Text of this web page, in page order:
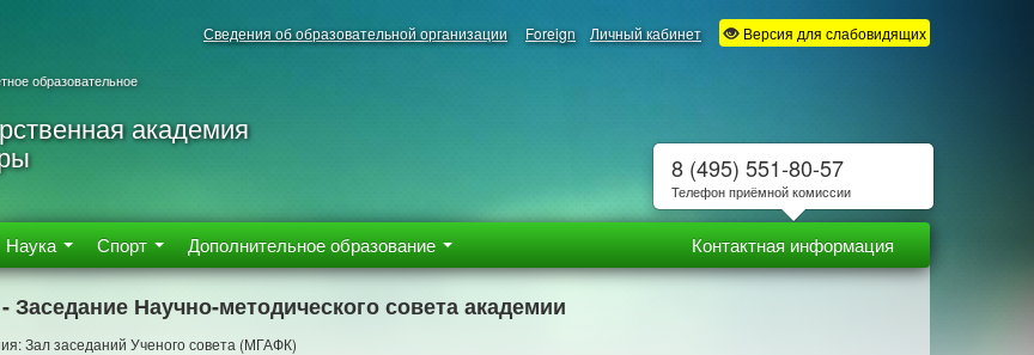
Сведения об образовательной организации Foreign Личный кабинет Версия для слабовидящих
образовательное
академия
Наука Спорт Дополнительное образование Контактная информация
Заседание Научно-методического совета академии
Зал заседаний Ученого совета (МГАФК)
8 (495) 551-80-57
Телефон приёмной комиссии